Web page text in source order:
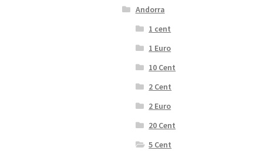
Andorra
1 cent
1 Euro
10 Cent
2 Cent
2 Euro
20 Cent
5 Cent